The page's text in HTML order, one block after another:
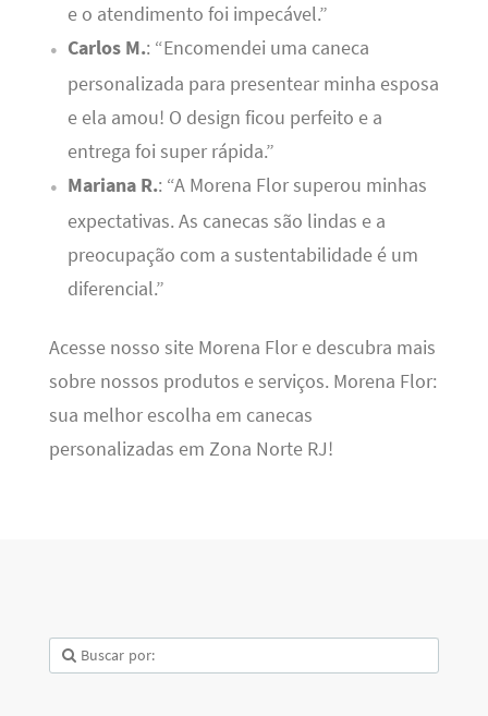
e o atendimento foi impecável.”
Carlos M.: “Encomendei uma caneca
personalizada para presentear minha esposa
e ela amou! O design ficou perfeito e a
entrega foi super rápida.”
Mariana R.: “A Morena Flor superou minhas
expectativas. As canecas são lindas e a
preocupação com a sustentabilidade é um
diferencial.”
Acesse nosso site Morena Flor e descubra mais
sobre nossos produtos e serviços. Morena Flor:
sua melhor escolha em canecas
personalizadas em Zona Norte RJ!